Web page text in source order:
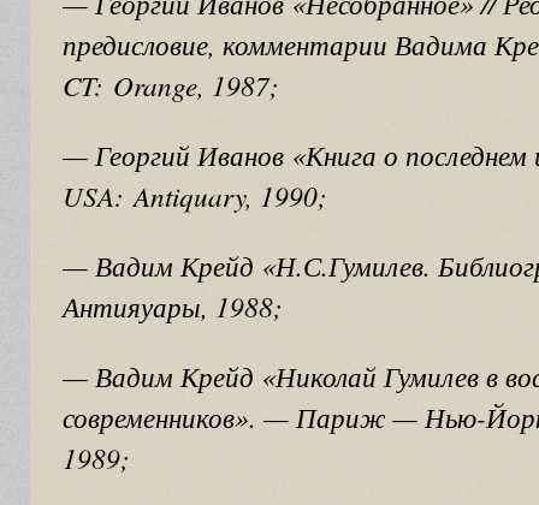
предисловие, комментарии Вадима
CT: Orange, 1987;
— Георгий Иванов «Книга о
USA: Antiquary, 1990;
— Вадим Крейд «Н.С.Гумилев.
Антияуары, 1988;
— Вадим Крейд «Николай Гумилев в
современников». — Париж — Нью-
1989;